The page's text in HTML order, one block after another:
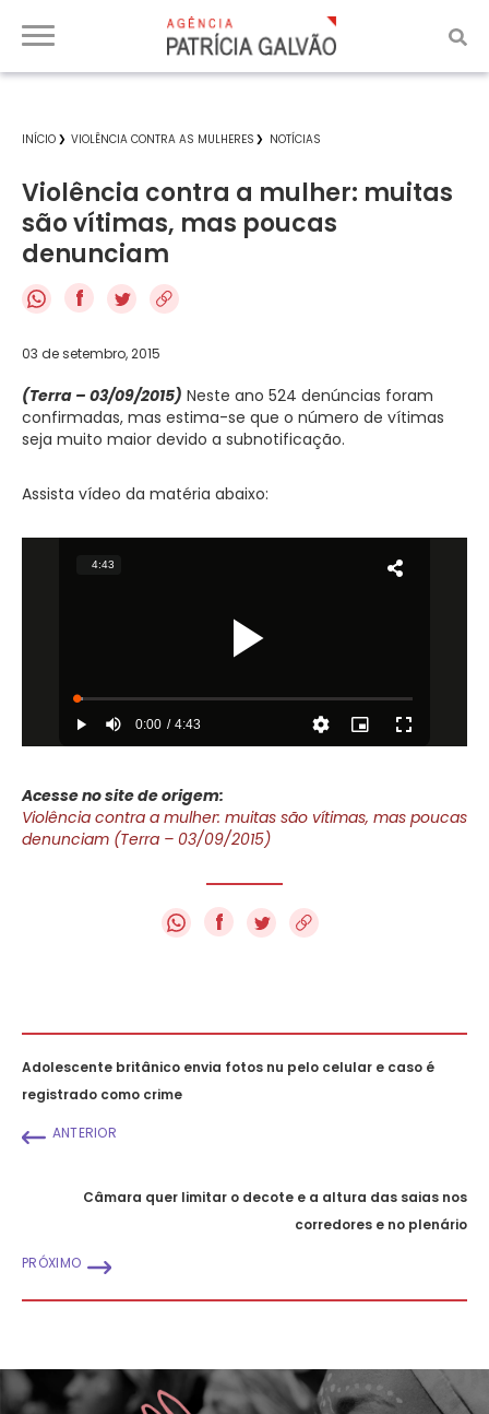
INÍCIO VIOLÊNCIA CONTRA AS MULHERES NOTÍCIAS
Violência contra a mulher: muitas
são vítimas, mas poucas
denunciam
f
03 de setembro, 2015
(Terra – 03/09/2015) Neste ano 524 denúncias foram
confirmadas, mas estima-se que o número de vítimas
seja muito maior devido a subnotificação.
Assista vídeo da matéria abaixo:
Acesse no site de origem:
Violência contra a mulher: muitas são vítimas, mas poucas
denunciam (Terra – 03/09/2015)
f
Adolescente britânico envia fotos nu pelo celular e caso é
registrado como crime
ANTERIOR
Câmara quer limitar o decote e a altura das saias nos
corredores e no plenário
PRÓXIMO